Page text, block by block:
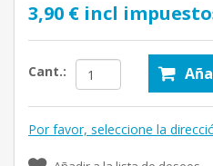
3,90 € incl
Cant.:
Por favor, seleccione la